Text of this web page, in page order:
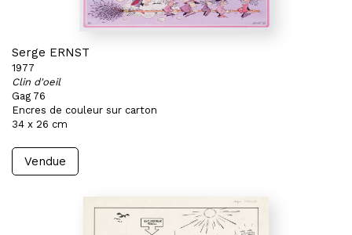
Serge ERNST
1977
Clin d'oeil
Gag 76
Encres de couleur sur carton
34 x 26 cm
Vendue